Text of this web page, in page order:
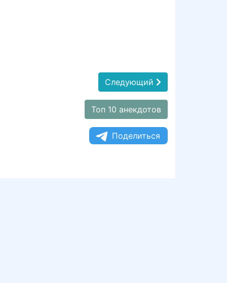
Следующий
Топ 10 анекдотов
Поделиться